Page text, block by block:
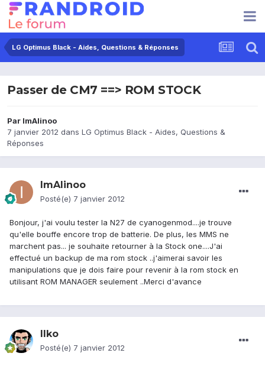
LG Optimus Black - Aides, Questions & Réponses
Passer de CM7 ==> ROM STOCK
Par ImAlinoo
7 janvier 2012 dans LG Optimus Black - Aides, Questions &
Réponses
ImAlinoo
Posté(e) 7 janvier 2012
Bonjour, j'ai voulu tester la N27 de cyanogenmod....je trouve
qu'elle bouffe encore trop de batterie. De plus, les MMS ne
marchent pas... je souhaite retourner à la Stock one....J'ai
effectué un backup de ma rom stock ..j'aimerai savoir les
manipulations que je dois faire pour revenir à la rom stock en
utilisant ROM MANAGER seulement ..Merci d'avance
Ilko
Posté(e) 7 janvier 2012